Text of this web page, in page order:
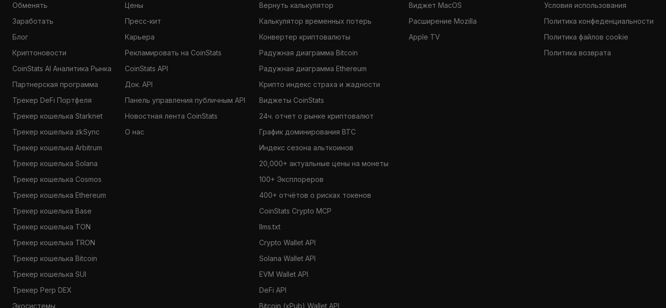
Обменять
Заработать
Блог
Криптоновости
CoinStats AI Аналитика Рынка
Партнерская программа
Трекер DeFi Портфеля
Трекер кошелька Starknet
Трекер кошелька zkSync
Трекер кошелька Arbitrum
Трекер кошелька Solana
Трекер кошелька Cosmos
Трекер кошелька Ethereum
Трекер кошелька Base
Трекер кошелька TON
Трекер кошелька TRON
Трекер кошелька Bitcoin
Трекер кошелька SUI
Трекер Perp DEX
Экосистемы
Цены
Пресс-кит
Карьера
Рекламировать на CoinStats
CoinStats API
Док. API
Панель управления публичным API
Новостная лента CoinStats
О нас
Вернуть калькулятор
Калькулятор временных потерь
Конвертер криптовалюты
Радужная диаграмма Bitcoin
Радужная диаграмма Ethereum
Крипто индекс страха и жадности
Виджеты CoinStats
24ч. отчет о рынке криптовалют
График доминирования BTC
Индекс сезона альткоинов
20,000+ актуальные цены на монеты
100+ Эксплореров
400+ отчётов о рисках токенов
CoinStats Crypto MCP
llms.txt
Crypto Wallet API
Solana Wallet API
EVM Wallet API
DeFi API
Bitcoin (xPub) Wallet API
Виджет MacOS
Расширение Mozilla
Apple TV
Условия использования
Политика конфеденциальности
Политика файлов cookie
Политика возврата